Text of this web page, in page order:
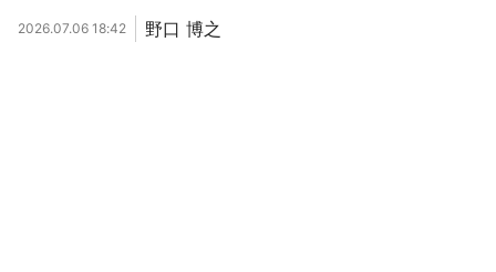
2026.07.06 18:42 野口 博之